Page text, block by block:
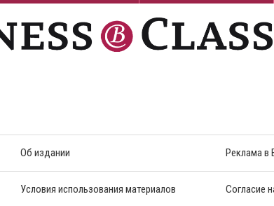
Об издании Реклама в
Условия использования материалов Согласие